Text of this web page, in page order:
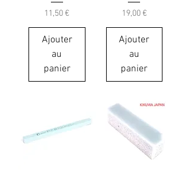
Prix
11,50 €
Ajouter
au
panier
Prix
19,00 €
Ajouter
au
panier